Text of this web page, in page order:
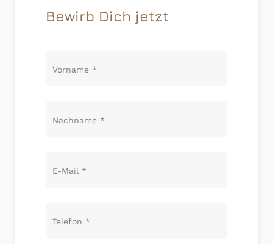
Bewirb Dich jetzt
Vorname *
Nachname *
E-Mail *
Telefon *